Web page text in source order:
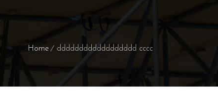
Home dddddddddddddddddd cccc